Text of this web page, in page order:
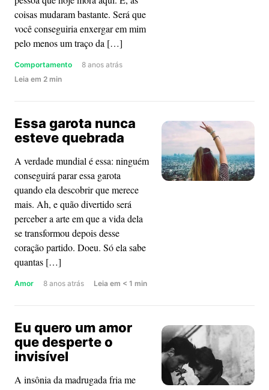
coisas mudaram bastante. Será que
você conseguiria enxergar em mim
pelo menos um traço da […]
Comportamento
8 anos atrás
Leia about
morar
as
expectativas?
em 2 min
Essa garota nunca
esteve quebrada
A verdade mundial é essa: ninguém
conseguirá parar essa garota
quando ela descobrir que merece
mais. Ah, e quão divertido será
perceber a arte em que a vida dela
se transformou depois desse
coração partido. Doeu. Só ela sabe
quantas […]
Amor 8 anos atrás Leia about
nunca
esteve
em < 1 min
Eu quero um amor
que desperte o
invisível
A insônia da madrugada fria me